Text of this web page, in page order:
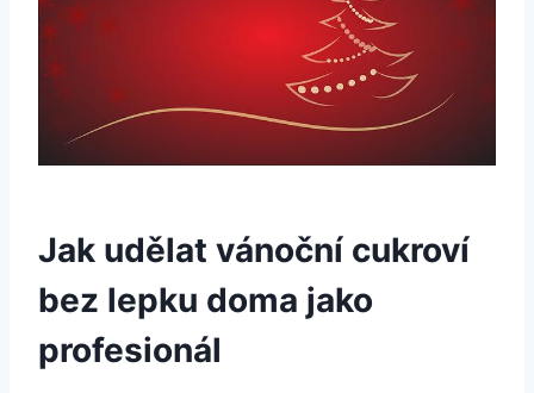
Jak udělat vánoční cukroví
bez lepku doma jako
profesionál